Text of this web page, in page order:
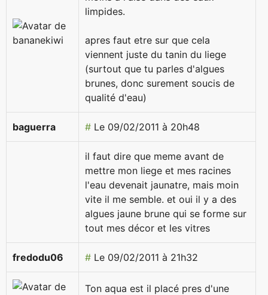
limpides.
apres faut etre sur que cela
viennent juste du tanin du liege
(surtout que tu parles d'algues
brunes, donc surement soucis de
qualité d'eau)
baguerra # Le 09/02/2011 à 20h48
il faut dire que meme avant de
mettre mon liege et mes racines
l'eau devenait jaunatre, mais moin
vite il me semble. et oui il y a des
algues jaune brune qui se forme sur
tout mes décor et les vitres
fredodu06 # Le 09/02/2011 à 21h32
Ton aqua est il placé pres d'une